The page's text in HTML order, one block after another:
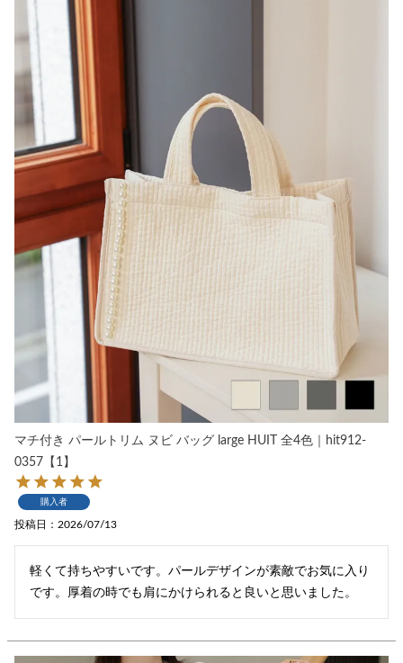
マチ付き パールトリム ヌビ バッグ large HUIT 全4色｜hit912-
0357【1】
購入者
投稿日 2026/07/13
軽くて持ちやすいです。パールデザインが素敵でお気に入り
です。厚着の時でも肩にかけられると良いと思いました。